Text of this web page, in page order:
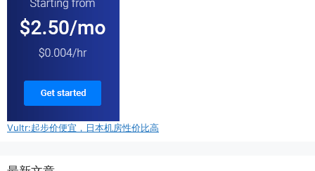
Vultr:起步价便宜，日本机房性价比高